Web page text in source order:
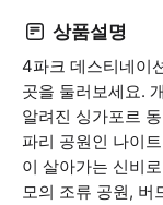
상품설명
4파크 데스티네이
곳을 둘러보세요.
알려진 싱가포르
파리 공원인 나이
이 살아가는 신비
모의 조류 공원, 버